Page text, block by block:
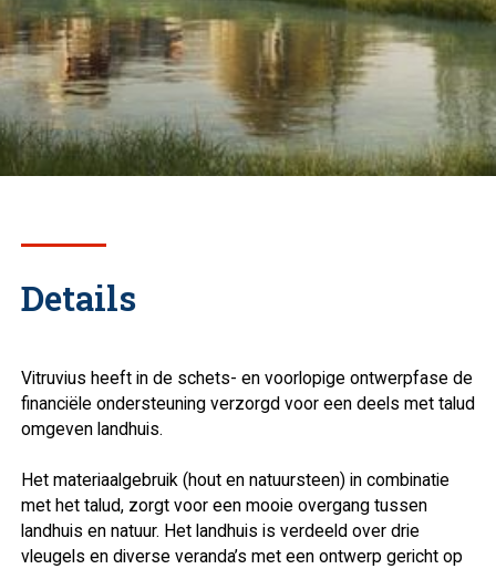
Details
Vitruvius heeft in de schets- en voorlopige ontwerpfase de
financiële ondersteuning verzorgd voor een deels met talud
omgeven landhuis.
Het materiaalgebruik (hout en natuursteen) in combinatie
met het talud, zorgt voor een mooie overgang tussen
landhuis en natuur. Het landhuis is verdeeld over drie
vleugels en diverse veranda’s met een ontwerp gericht op